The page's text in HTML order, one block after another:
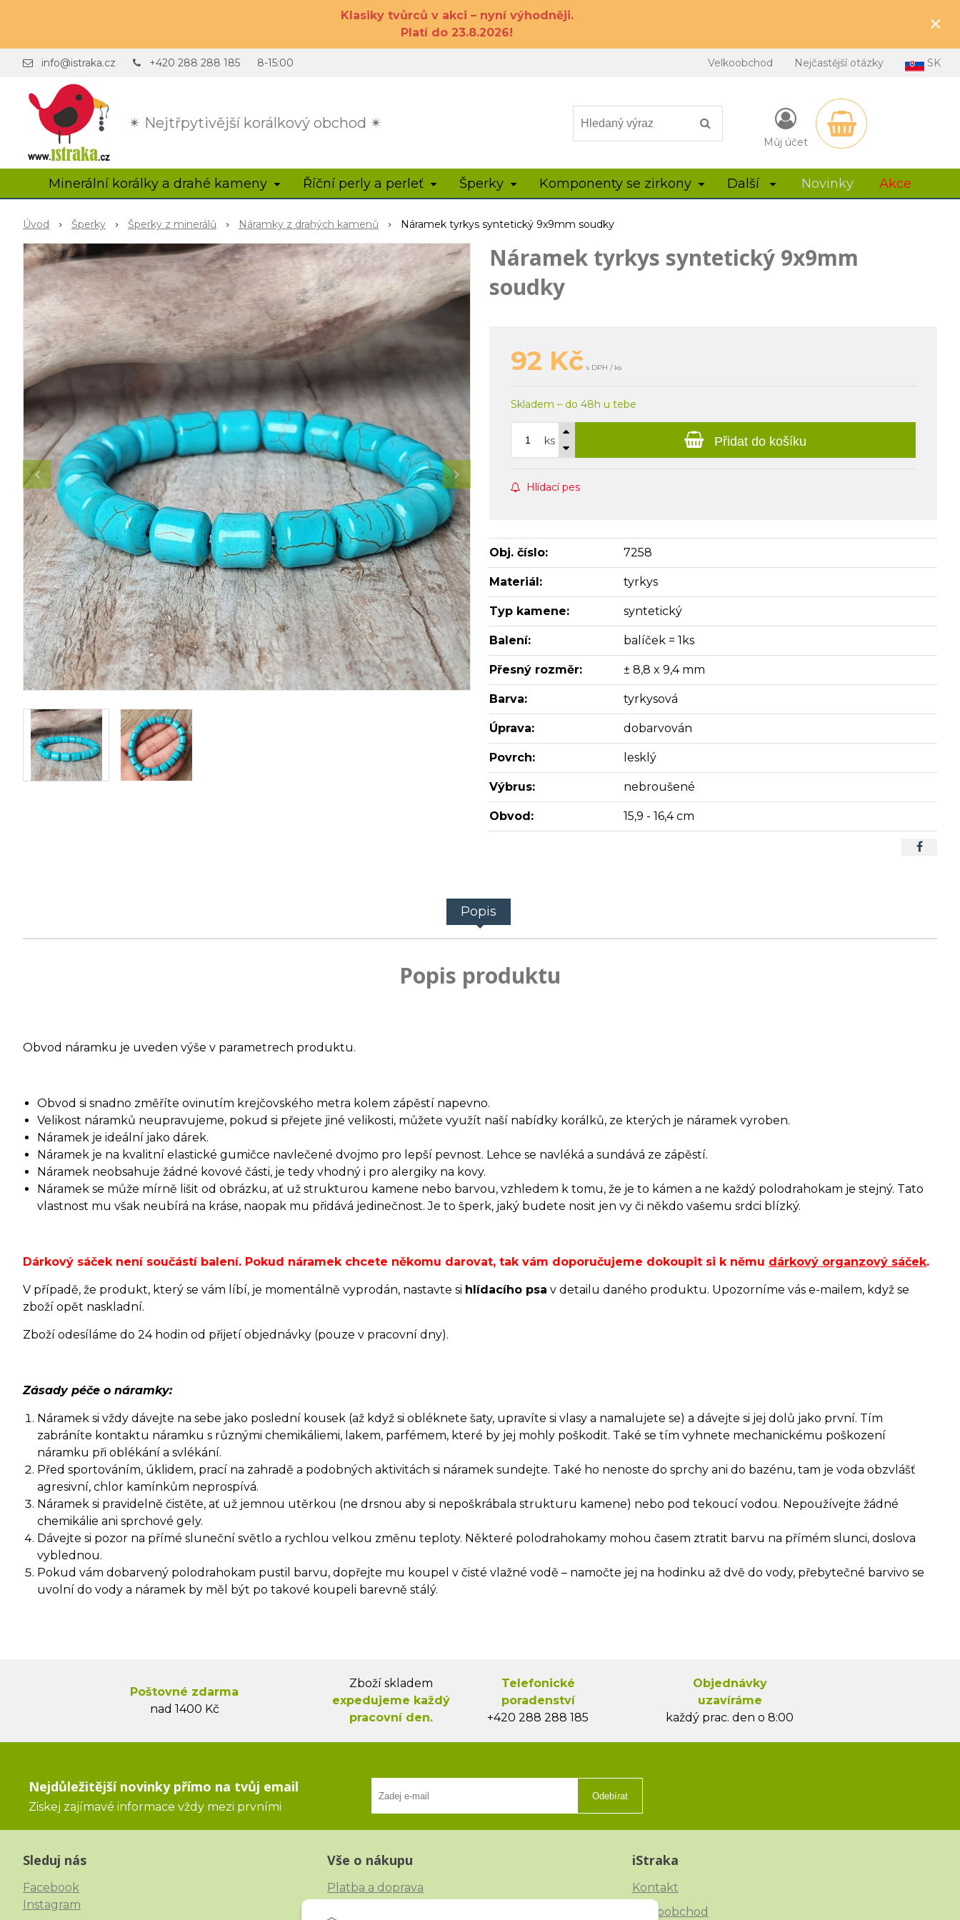
Klasiky tvůrců v akci – nyní výhodněji.
Platí do 23.8.2026!
×
✴ Nejtřpytivější korálkový obchod ✴
info@istraka.cz +420 288 288 185 8-15:00 Velkoobchod Nejčastější otázky SK
Můj účet
Minerální korálky a drahé kameny Říční perly a perleť Šperky Komponenty se zirkony Další Novinky Akce
Úvod Šperky Šperky z minerálů Náramky z drahých kamenů Náramek tyrkys syntetický 9x9mm soudky
Náramek tyrkys syntetický 9x9mm
soudky
92 Kč s DPH / ks
Skladem – do 48h u tebe
ks Přidat do košíku
Hlídací pes
Obj. číslo: 7258
Materiál: tyrkys
Typ kamene: syntetický
Balení: balíček = 1ks
Přesný rozměr: ± 8,8 x 9,4 mm
Barva: tyrkysová
Úprava: dobarvován
Povrch: lesklý
Výbrus: nebroušené
Obvod: 15,9 - 16,4 cm
Popis
Popis produktu
Obvod náramku je uveden výše v parametrech produktu.
Obvod si snadno změříte ovinutím krejčovského metra kolem zápěstí napevno.
Velikost náramků neupravujeme, pokud si přejete jiné velikosti, můžete využít naší nabídky korálků, ze kterých je náramek vyroben.
Náramek je ideální jako dárek.
Náramek je na kvalitní elastické gumičce navlečené dvojmo pro lepší pevnost. Lehce se navléká a sundává ze zápěstí.
Náramek neobsahuje žádné kovové části, je tedy vhodný i pro alergiky na kovy.
Náramek se může mírně lišit od obrázku, ať už strukturou kamene nebo barvou, vzhledem k tomu, že je to kámen a ne každý polodrahokam je stejný. Tato
vlastnost mu však neubírá na kráse, naopak mu přidává jedinečnost. Je to šperk, jaký budete nosit jen vy či někdo vašemu srdci blízký.
Dárkový sáček není součástí balení. Pokud náramek chcete někomu darovat, tak vám doporučujeme dokoupit si k němu dárkový organzový sáček.
V případě, že produkt, který se vám líbí, je momentálně vyprodán, nastavte si hlídacího psa v detailu daného produktu. Upozorníme vás e-mailem, když se
zboží opět naskladní.
Zboží odesíláme do 24 hodin od přijetí objednávky (pouze v pracovní dny).
Zásady péče o náramky:
Náramek si vždy dávejte na sebe jako poslední kousek (až když si obléknete šaty, upravíte si vlasy a namalujete se) a dávejte si jej dolů jako první. Tím
zabráníte kontaktu náramku s různými chemikáliemi, lakem, parfémem, které by jej mohly poškodit. Také se tím vyhnete mechanickému poškození
náramku při oblékání a svlékání.
Před sportováním, úklidem, prací na zahradě a podobných aktivitách si náramek sundejte. Také ho nenoste do sprchy ani do bazénu, tam je voda obzvlášť
agresivní, chlor kamínkům neprospívá.
Náramek si pravidelně čistěte, ať už jemnou utěrkou (ne drsnou aby si nepoškrábala strukturu kamene) nebo pod tekoucí vodou. Nepoužívejte žádné
chemikálie ani sprchové gely.
Dávejte si pozor na přímé sluneční světlo a rychlou velkou změnu teploty. Některé polodrahokamy mohou časem ztratit barvu na přímém slunci, doslova
vyblednou.
Pokud vám dobarvený polodrahokam pustil barvu, dopřejte mu koupel v čisté vlažné vodě – namočte jej na hodinku až dvě do vody, přebytečné barvivo se
uvolní do vody a náramek by měl být po takové koupeli barevně stálý.
Poštovné zdarma
nad 1400 Kč
Zboží skladem
expedujeme každý
pracovní den.
Telefonické
poradenství
+420 288 288 185
Objednávky
uzavíráme
každý prac. den o 8:00
Nejdůležitější novinky přímo na tvůj email
Ziskej zajímavé informace vždy mezi prvními
Odebírat
Sleduj nás
Facebook
Instagram
Vše o nákupu
Platba a doprava
iStraka
Kontakt
Velkoobchod